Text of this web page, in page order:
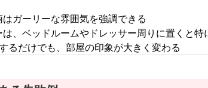
ガーリーな雰囲気を強調できる
、ベッドルームやドレッサー周りに置くと特
るだけでも、部屋の印象が大きく変わる